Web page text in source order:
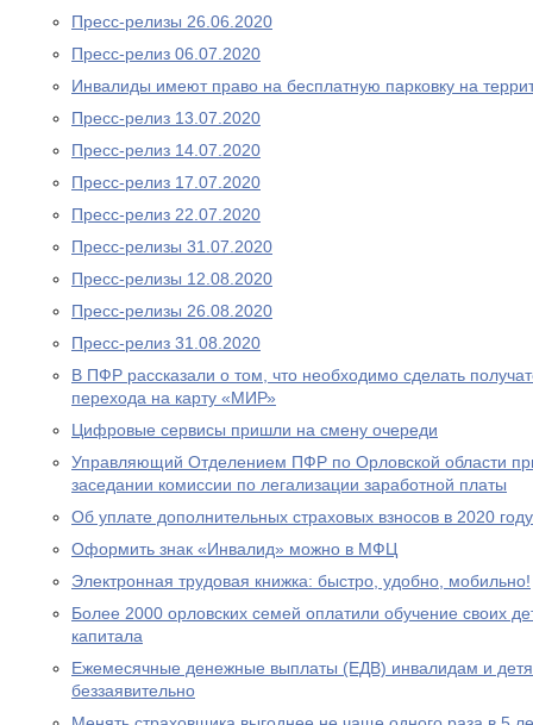
Пресс-релизы 26.06.2020
Пресс-релиз 06.07.2020
Инвалиды имеют право на бесплатную парковку на
Пресс-релиз 13.07.2020
Пресс-релиз 14.07.2020
Пресс-релиз 17.07.2020
Пресс-релиз 22.07.2020
Пресс-релизы 31.07.2020
Пресс-релизы 12.08.2020
Пресс-релизы 26.08.2020
Пресс-релиз 31.08.2020
В ПФР рассказали о том, что необходимо сделать
перехода на карту «МИР»
Цифровые сервисы пришли на смену очереди
Управляющий Отделением ПФР по Орловской области
заседании комиссии по легализации заработной платы
Об уплате дополнительных страховых взносов в 2020 году
Оформить знак «Инвалид» можно в МФЦ
Электронная трудовая книжка: быстро, удобно, мобильно!
Более 2000 орловских семей оплатили обучение своих
капитала
Ежемесячные денежные выплаты (ЕДВ) инвалидам и
беззаявительно